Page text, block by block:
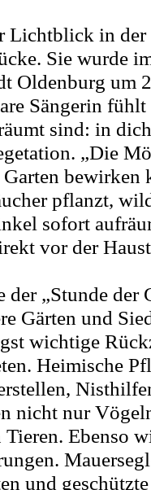
Lichtblick in
Sie wurde
Oldenburg um
Sängerin
sind: in
„Die
bewirken
pflanzt,
sofort
vor der
der „Stunde der
Gärten und
wichtige
Heimische
nicht nur
Tieren. Ebenso
und